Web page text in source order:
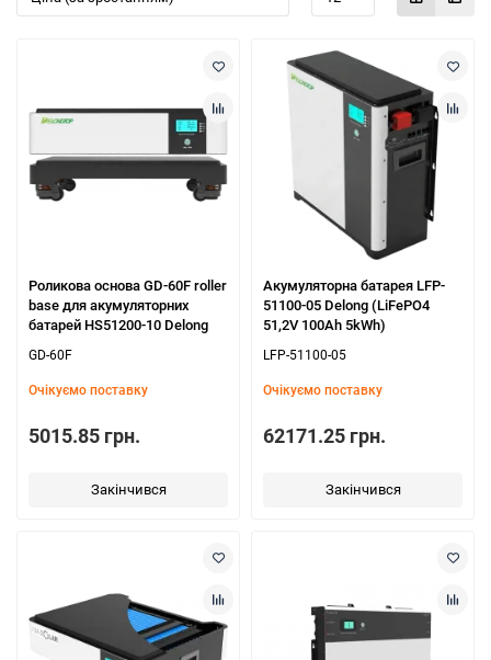
Роликова основа GD-60F roller
base для акумуляторних
батарей HS51200-10 Delong
GD-60F
Очікуємо поставку
5015.85 грн.
Закінчився
Акумуляторна батарея LFP-
51100-05 Delong (LiFePO4
51,2V 100Ah 5kWh)
LFP-51100-05
Очікуємо поставку
62171.25 грн.
Закінчився